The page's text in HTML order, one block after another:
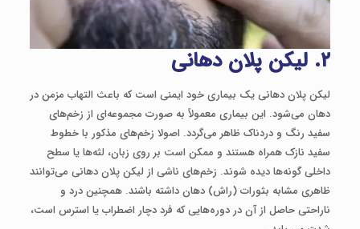
۲. لیکن پلان دهانی
لیکن پلان دهانی یک بیماری خود ایمنی است که باعث التهاب مزمن در
دهان می‌شود. این بیماری معمولاً به‌ صورت مجموعه‌ای از زخم‌های
سفید رنگ و دردناک ظاهر می‌گردد. اصولا زخم‌های مذکور با خطوط
سفید نازک همراه هستند و ممکن است بر روی زبان، لثه‌ها یا سطح
داخلی گونه‌ها دیده شوند. زخم‌های ناشی از لیکن پلان دهانی می‌توانند
ظاهری مشابه بثورات (راش) دهان داشته باشند. همچنین درد و
ناراحتی حاصل از آن در دوره‌هایی که فرد دچار اضطراب یا استرس است،